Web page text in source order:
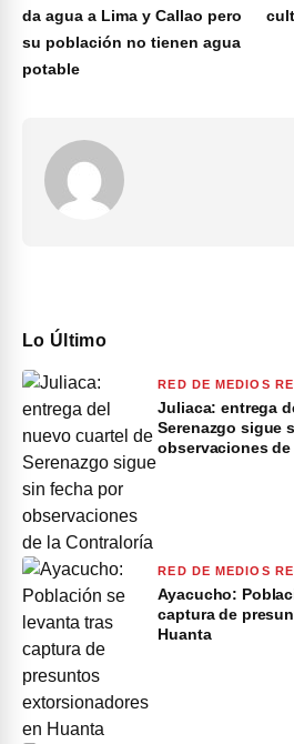
da agua a Lima y Callao pero
su población no tienen agua
potable
Lo Último
RED DE MEDIOS
Juliaca: entrega
Serenazgo sigue
observaciones
RED DE MEDIOS
Ayacucho:
captura de
Huanta